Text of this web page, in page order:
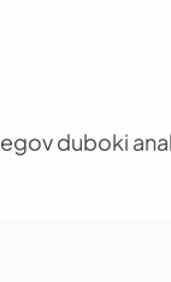
duboki